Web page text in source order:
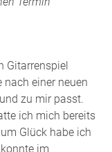
Gitarrenspiel
nach einer neuen
zu mir passt.
ich mich bereits
Glück habe ich
im